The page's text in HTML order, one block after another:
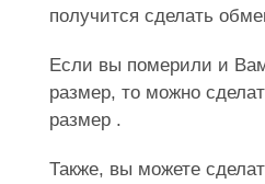
получится сделать
Если вы померили и
размер, то можно
размер .
Также, вы можете